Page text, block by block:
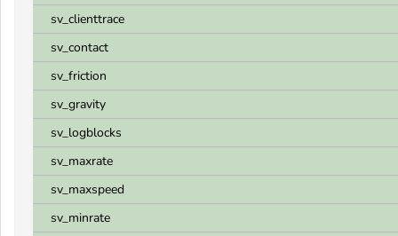
sv_clienttrace
sv_contact
sv_friction
sv_gravity
sv_logblocks
sv_maxrate
sv_maxspeed
sv_minrate